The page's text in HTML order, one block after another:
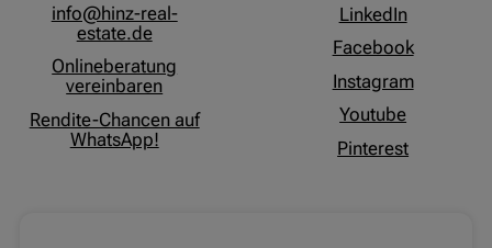
info@hinz-real-
estate.de
Onlineberatung
vereinbaren
Rendite-Chancen auf
WhatsApp!
LinkedIn
Facebook
Instagram
Youtube
Pinterest